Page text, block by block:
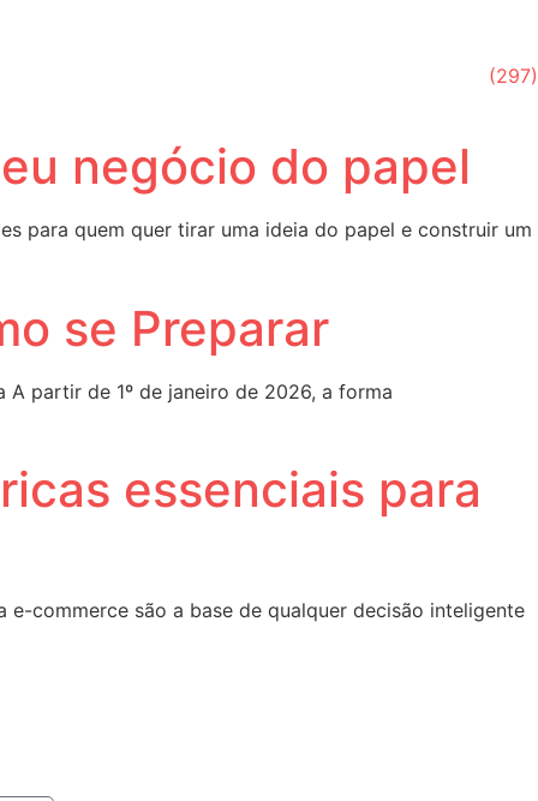
(297)
negócio do papel
para quem quer tirar uma ideia do papel e construir um
se Preparar
partir de 1º de janeiro de 2026, a forma
essenciais para
commerce são a base de qualquer decisão inteligente